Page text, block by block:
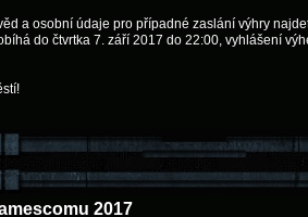
a osobní údaje pro případné zaslání výhry
do čtvrtka 7. září 2017 do 22:00, vyhlášení
2017